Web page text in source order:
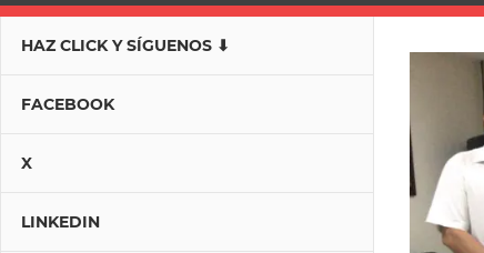
HAZ CLICK Y SÍGUENOS ⬇
FACEBOOK
X
LINKEDIN